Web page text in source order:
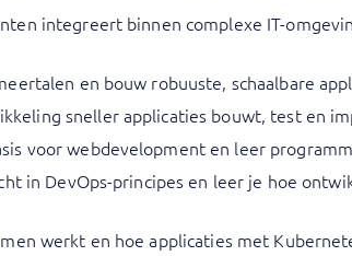
integreert binnen complexe IT-
en bouw robuuste, schaalbare
sneller applicaties bouwt, test en
voor webdevelopment en leer
in DevOps-principes en leer je hoe
werkt en hoe applicaties met